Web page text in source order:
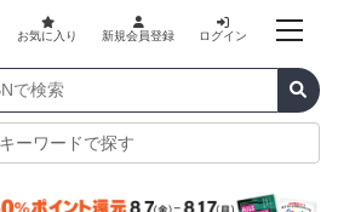
お気に入り 新規会員登録 ログイン
キーワードで探す